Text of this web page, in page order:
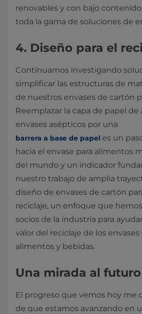
renovables y con bajo
toda la gama de soluciones de
4. Diseño para el
Continuamos investigando
simplificar las estructuras de
de nuestros envases de cartón
Reemplazar la capa de papel
envases asépticos por una
barrera a base de papel es un
hacia el envase para alimentos
del mundo y un indicador
nuestro trabajo de amplia
diseño de envases de cartón
reciclaje, un enfoque que
socios de la industria para
valor del reciclaje de los
alimentos y bebidas.
Una mirada al futuro
El progreso que vemos hoy me
de que estamos avanzando en